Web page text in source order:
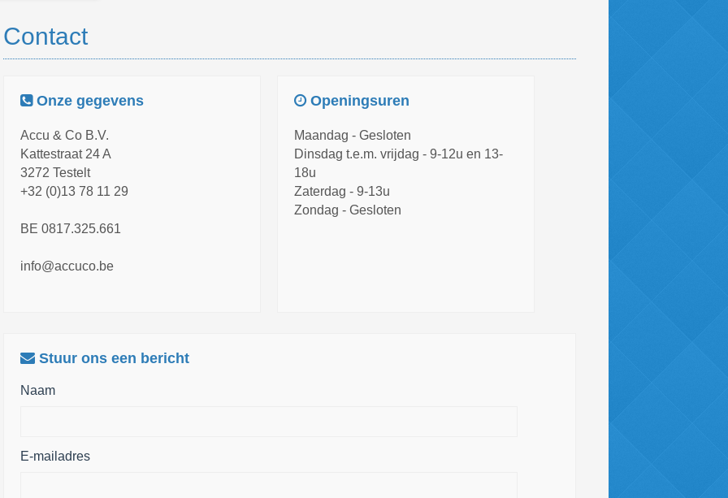
Contact
Onze gegevens
Accu & Co B.V.
Kattestraat 24 A
3272 Testelt
+32 (0)13 78 11 29
BE 0817.325.661
info@accuco.be
Openingsuren
Maandag - Gesloten
Dinsdag t.e.m. vrijdag - 9-12u en 13-
18u
Zaterdag - 9-13u
Zondag - Gesloten
Stuur ons een bericht
Naam
E-mailadres